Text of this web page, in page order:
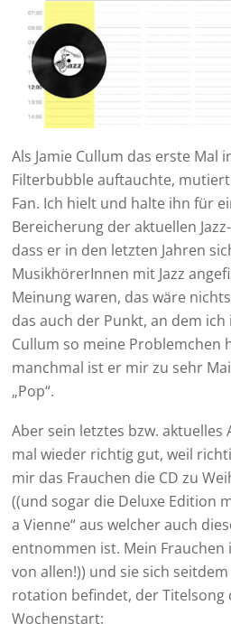
Als Jamie Cullum das erste Mal
Filterbubble auftauchte,
Fan. Ich hielt und halte ihn für
Bereicherung der aktuellen
dass er in den letzten Jahren
MusikhörerInnen mit Jazz
Meinung waren, das wäre
das auch der Punkt, an dem
Cullum so meine Problemchen
manchmal ist er mir zu sehr
„Pop“.
Aber sein letztes bzw. aktuelles
mal wieder richtig gut, weil
mir das Frauchen die CD zu
((und sogar die Deluxe Edition
a Vienne“ aus welcher auch
entnommen ist. Mein Frauchen
von allen!)) und sie sich
rotation befindet, der Titelsong
Wochenstart: